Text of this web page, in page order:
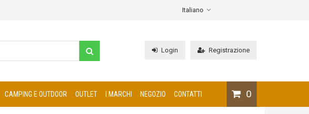
Italiano
Login Registrazione
0
CAMPING E OUTDOOR OUTLET I MARCHI NEGOZIO CONTATTI